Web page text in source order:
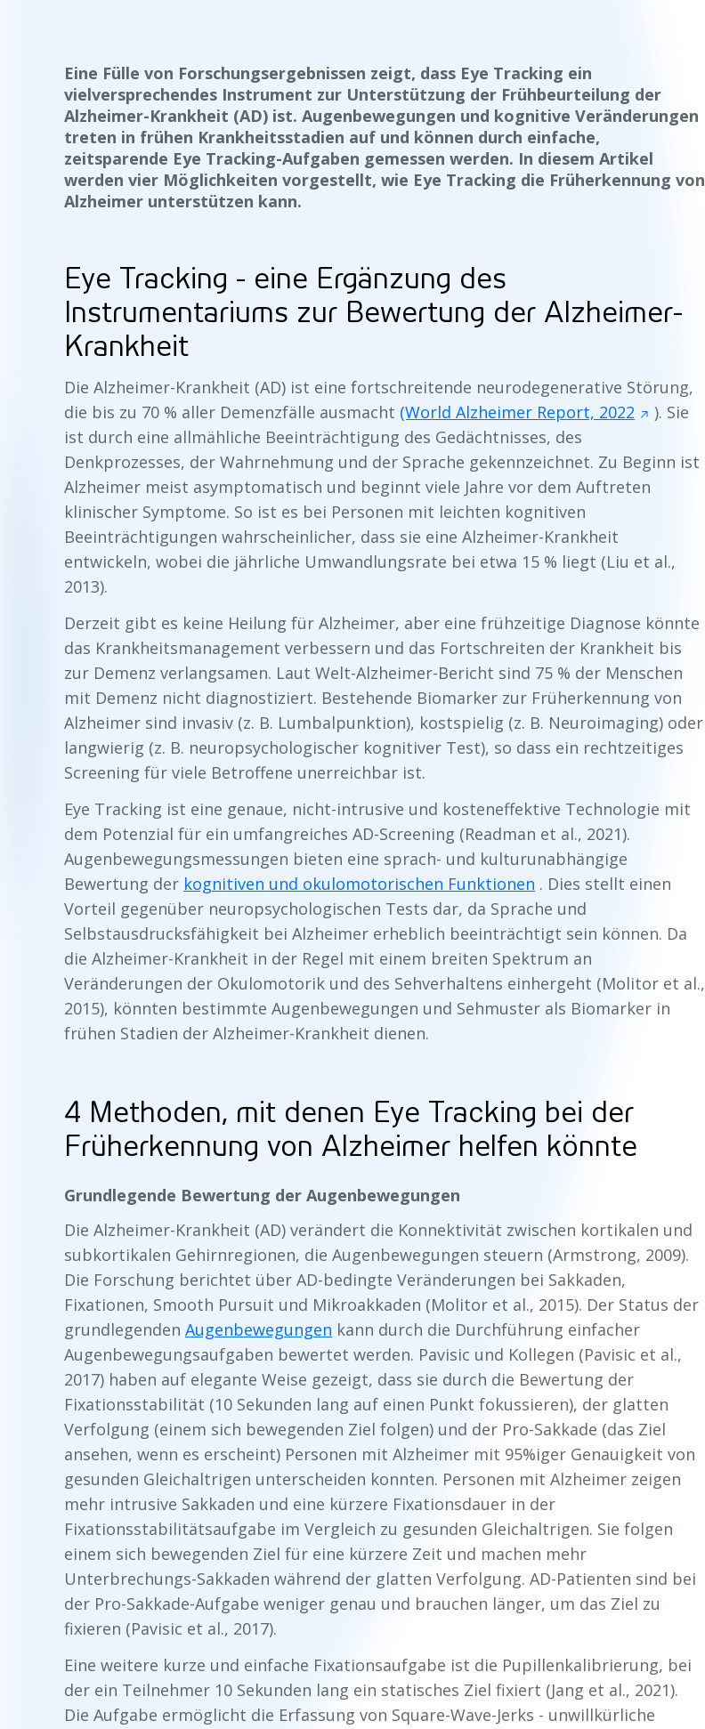
Eine Fülle von Forschungsergebnissen zeigt, dass Eye Tracking ein
vielversprechendes Instrument zur Unterstützung der Frühbeurteilung der
Alzheimer-Krankheit (AD) ist. Augenbewegungen und kognitive Veränderungen
treten in frühen Krankheitsstadien auf und können durch einfache,
zeitsparende Eye Tracking-Aufgaben gemessen werden. In diesem Artikel
werden vier Möglichkeiten vorgestellt, wie Eye Tracking die Früherkennung von
Alzheimer unterstützen kann.
Eye Tracking - eine Ergänzung des
Instrumentariums zur Bewertung der Alzheimer-
Krankheit
Die Alzheimer-Krankheit (AD) ist eine fortschreitende neurodegenerative Störung,
die bis zu 70 % aller Demenzfälle ausmacht (World Alzheimer Report, 2022
). Sie
ist durch eine allmähliche Beeinträchtigung des Gedächtnisses, des
Denkprozesses, der Wahrnehmung und der Sprache gekennzeichnet. Zu Beginn ist
Alzheimer meist asymptomatisch und beginnt viele Jahre vor dem Auftreten
klinischer Symptome. So ist es bei Personen mit leichten kognitiven
Beeinträchtigungen wahrscheinlicher, dass sie eine Alzheimer-Krankheit
entwickeln, wobei die jährliche Umwandlungsrate bei etwa 15 % liegt (Liu et al.,
2013).
Derzeit gibt es keine Heilung für Alzheimer, aber eine frühzeitige Diagnose könnte
das Krankheitsmanagement verbessern und das Fortschreiten der Krankheit bis
zur Demenz verlangsamen. Laut Welt-Alzheimer-Bericht sind 75 % der Menschen
mit Demenz nicht diagnostiziert. Bestehende Biomarker zur Früherkennung von
Alzheimer sind invasiv (z. B. Lumbalpunktion), kostspielig (z. B. Neuroimaging) oder
langwierig (z. B. neuropsychologischer kognitiver Test), so dass ein rechtzeitiges
Screening für viele Betroffene unerreichbar ist.
Eye Tracking ist eine genaue, nicht-intrusive und kosteneffektive Technologie mit
dem Potenzial für ein umfangreiches AD-Screening (Readman et al., 2021).
Augenbewegungsmessungen bieten eine sprach- und kulturunabhängige
Bewertung der kognitiven und okulomotorischen Funktionen . Dies stellt einen
Vorteil gegenüber neuropsychologischen Tests dar, da Sprache und
Selbstausdrucksfähigkeit bei Alzheimer erheblich beeinträchtigt sein können. Da
die Alzheimer-Krankheit in der Regel mit einem breiten Spektrum an
Veränderungen der Okulomotorik und des Sehverhaltens einhergeht (Molitor et al.,
2015), könnten bestimmte Augenbewegungen und Sehmuster als Biomarker in
frühen Stadien der Alzheimer-Krankheit dienen.
4 Methoden, mit denen Eye Tracking bei der
Früherkennung von Alzheimer helfen könnte
Grundlegende Bewertung der Augenbewegungen
Die Alzheimer-Krankheit (AD) verändert die Konnektivität zwischen kortikalen und
subkortikalen Gehirnregionen, die Augenbewegungen steuern (Armstrong, 2009).
Die Forschung berichtet über AD-bedingte Veränderungen bei Sakkaden,
Fixationen, Smooth Pursuit und Mikroakkaden (Molitor et al., 2015). Der Status der
grundlegenden Augenbewegungen kann durch die Durchführung einfacher
Augenbewegungsaufgaben bewertet werden. Pavisic und Kollegen (Pavisic et al.,
2017) haben auf elegante Weise gezeigt, dass sie durch die Bewertung der
Fixationsstabilität (10 Sekunden lang auf einen Punkt fokussieren), der glatten
Verfolgung (einem sich bewegenden Ziel folgen) und der Pro-Sakkade (das Ziel
ansehen, wenn es erscheint) Personen mit Alzheimer mit 95%iger Genauigkeit von
gesunden Gleichaltrigen unterscheiden konnten. Personen mit Alzheimer zeigen
mehr intrusive Sakkaden und eine kürzere Fixationsdauer in der
Fixationsstabilitätsaufgabe im Vergleich zu gesunden Gleichaltrigen. Sie folgen
einem sich bewegenden Ziel für eine kürzere Zeit und machen mehr
Unterbrechungs-Sakkaden während der glatten Verfolgung. AD-Patienten sind bei
der Pro-Sakkade-Aufgabe weniger genau und brauchen länger, um das Ziel zu
fixieren (Pavisic et al., 2017).
Eine weitere kurze und einfache Fixationsaufgabe ist die Pupillenkalibrierung, bei
der ein Teilnehmer 10 Sekunden lang ein statisches Ziel fixiert (Jang et al., 2021).
Die Aufgabe ermöglicht die Erfassung von Square-Wave-Jerks - unwillkürliche